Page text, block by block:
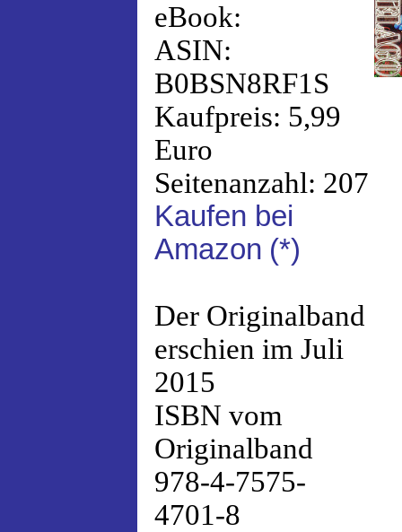
eBook:
ASIN:
B0BSN8RF1S
Kaufpreis: 5,99
Euro
Seitenanzahl: 207
Kaufen bei
Amazon (*)
Der Originalband
erschien im Juli
2015
ISBN vom
Originalband
978-4-7575-
4701-8